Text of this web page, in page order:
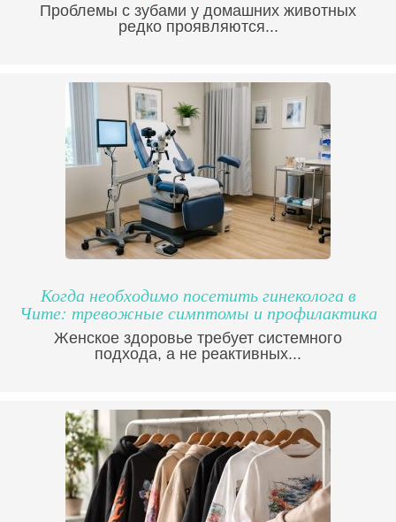
Проблемы с зубами у домашних животных
редко проявляются...
Когда необходимо посетить гинеколога в
Чите: тревожные симптомы и профилактика
Женское здоровье требует системного
подхода, а не реактивных...